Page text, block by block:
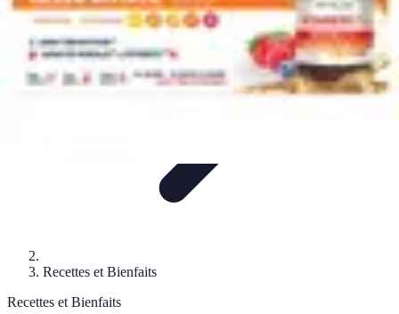
Recettes et Bienfaits
Recettes et Bienfaits